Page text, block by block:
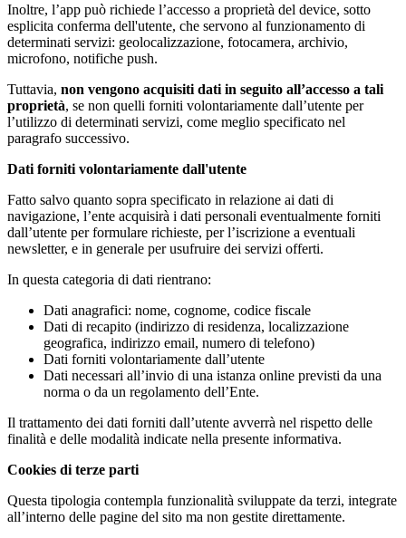
Inoltre, l’app può richiede l’accesso a proprietà del device, sotto
esplicita conferma dell'utente, che servono al funzionamento di
determinati servizi: geolocalizzazione, fotocamera, archivio,
microfono, notifiche push.
Tuttavia, non vengono acquisiti dati in seguito all’accesso a tali
proprietà, se non quelli forniti volontariamente dall’utente per
l’utilizzo di determinati servizi, come meglio specificato nel
paragrafo successivo.
Dati forniti volontariamente dall'utente
Fatto salvo quanto sopra specificato in relazione ai dati di
navigazione, l’ente acquisirà i dati personali eventualmente forniti
dall’utente per formulare richieste, per l’iscrizione a eventuali
newsletter, e in generale per usufruire dei servizi offerti.
In questa categoria di dati rientrano:
Dati anagrafici: nome, cognome, codice fiscale
Dati di recapito (indirizzo di residenza, localizzazione
geografica, indirizzo email, numero di telefono)
Dati forniti volontariamente dall’utente
Dati necessari all’invio di una istanza online previsti da una
norma o da un regolamento dell’Ente.
Il trattamento dei dati forniti dall’utente avverrà nel rispetto delle
finalità e delle modalità indicate nella presente informativa.
Cookies di terze parti
Questa tipologia contempla funzionalità sviluppate da terzi, integrate
all’interno delle pagine del sito ma non gestite direttamente.